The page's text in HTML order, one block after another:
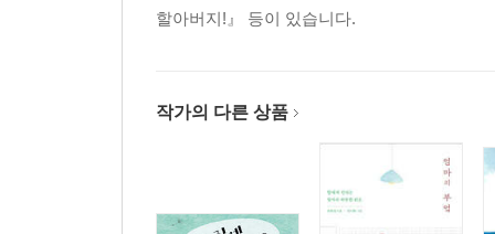
할아버지!』 등이 있습니다.
작가의 다른 상품